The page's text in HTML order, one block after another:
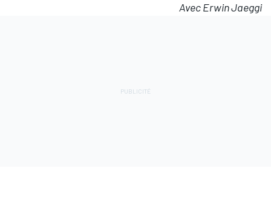
Avec Erwin Jaeggi